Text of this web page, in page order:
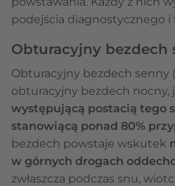
podejścia diagnostycznego
Obturacyjny bezdech
Obturacyjny bezdech senny
obturacyjny bezdech nocny,
występującą postacią tego
stanowiącą ponad 80%
bezdech powstaje wskutek
w górnych drogach
zwłaszcza podczas snu,